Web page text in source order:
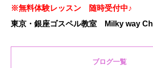
※無料体験レッスン 随時受付中♪
東京・銀座ゴスペル教室 Milky way
ブログ一覧